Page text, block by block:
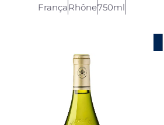
FrançaRhône750ml